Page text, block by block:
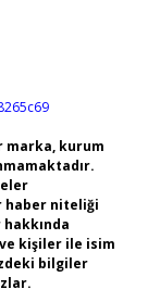
marka, kurum
haber niteliği
kişiler ile isim
bilgiler